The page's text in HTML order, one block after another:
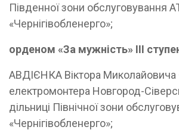
Південної зони обслуговування
«Чернігівобленерго»;
орденом «За мужність» ІІІ
АВДІЄНКА Віктора
електромонтера Новгород-
дільниці Північної зони
«Чернігівобленерго»;